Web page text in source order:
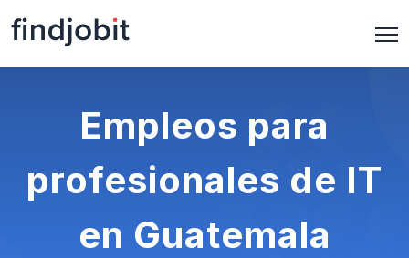
Empleos para
profesionales de IT
en Guatemala